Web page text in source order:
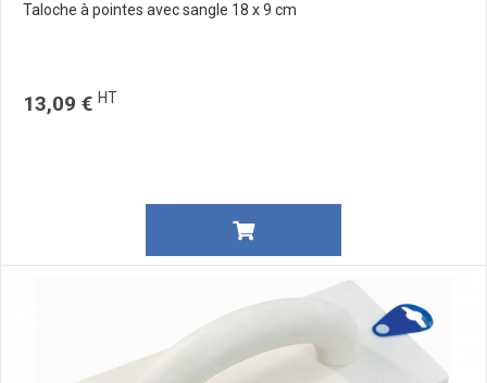
Taloche à pointes avec sangle 18 x 9 cm
13,09 € HT